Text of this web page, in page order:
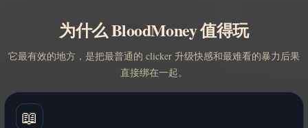
为什么 BloodMoney 值得玩
它最有效的地方，是把最普通的 clicker 升级快感和最难看的暴力后果
直接绑在一起。
📖